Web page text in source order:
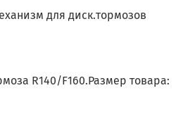
для диск.тормозов
R140/F160.Размер товара: